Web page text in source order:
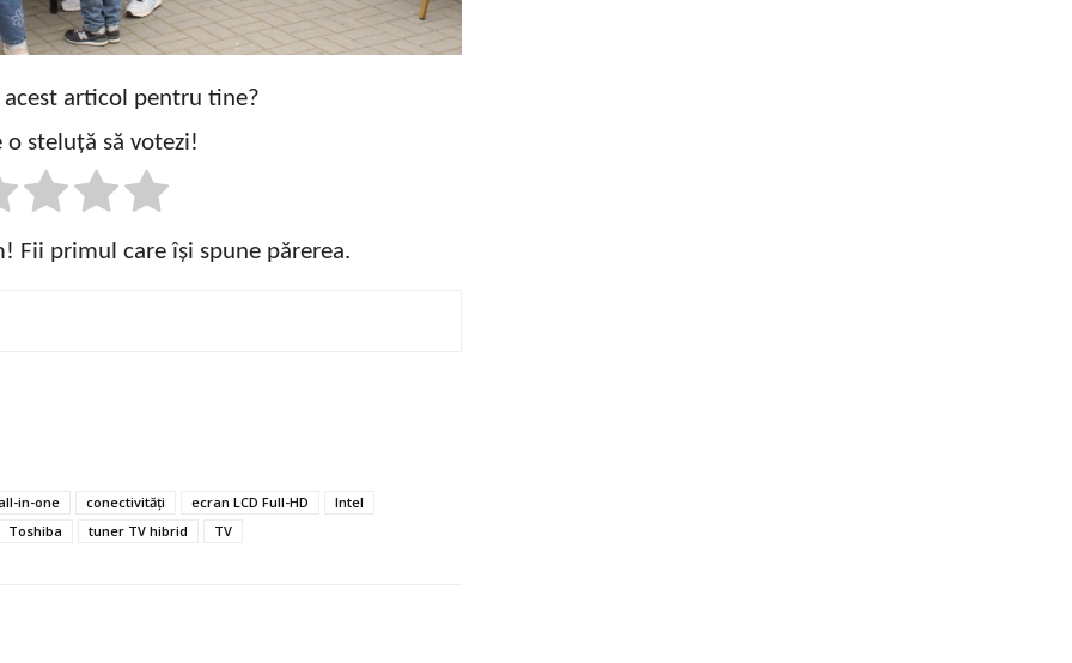
articol pentru tine?
o steluță să votezi!
Fii primul care își spune părerea.
in-one conectivități ecran LCD Full-HD
Intel
Toshiba
tuner TV hibrid TV